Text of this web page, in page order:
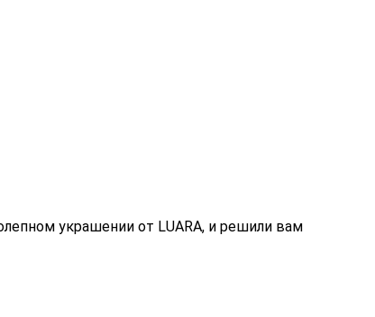
украшении от LUARA, и решили вам